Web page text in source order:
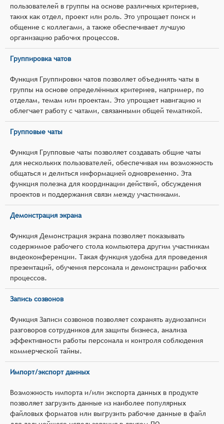
пользователей в группы на основе различных критериев,
таких как отдел, проект или роль. Это упрощает поиск и
общение с коллегами, а также обеспечивает лучшую
организацию рабочих процессов.
Группировка чатов
Функция Группировки чатов позволяет объединять чаты в
группы на основе определённых критериев, например, по
отделам, темам или проектам. Это упрощает навигацию и
облегчает работу с чатами, связанными общей тематикой.
Групповые чаты
Функция Групповые чаты позволяет создавать общие чаты
для нескольких пользователей, обеспечивая им возможность
общаться и делиться информацией одновременно. Эта
функция полезна для координации действий, обсуждения
проектов и поддержания связи между участниками.
Демонстрация экрана
Функция Демонстрация экрана позволяет показывать
содержимое рабочего стола компьютера другим участникам
видеоконференции. Такая функция удобна для проведения
презентаций, обучения персонала и демонстрации рабочих
процессов.
Запись созвонов
Функция Записи созвонов позволяет сохранять аудиозаписи
разговоров сотрудников для защиты бизнеса, анализа
эффективности работы персонала и контроля соблюдения
коммерческой тайны.
Импорт/экспорт данных
Возможность импорта и/или экспорта данных в продукте
позволяет загрузить данные из наиболее популярных
файловых форматов или выгрузить рабочие данные в файл